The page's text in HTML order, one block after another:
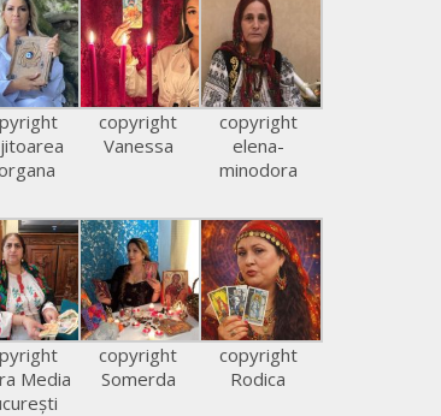
copyright
Vanessa
copyright
elena-
minodora
Media
copyright
Somerda
copyright
Rodica